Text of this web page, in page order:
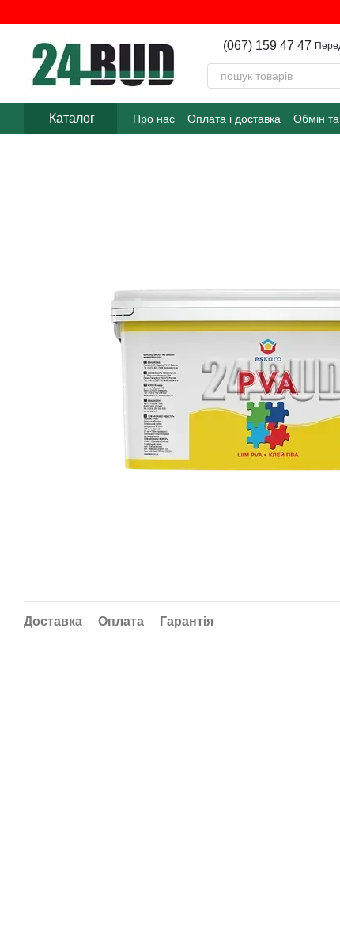
(067) 159 47 47
Каталог Про нас Оплата і доставка Обмін
Доставка Оплата Гарантія